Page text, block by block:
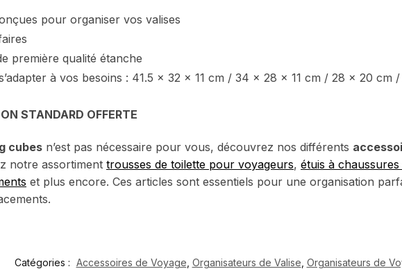
pour organiser vos valises
première qualité étanche
à vos besoins : 41.5 x 32 x 11 cm / 34 x 28 x 11 cm / 28 x 20
STANDARD OFFERTE
cubes n’est pas nécessaire pour vous, découvrez nos différents
notre assortimenttrousses de toilette pour voyageurs,étuis à
et plus encore.Ces articles sont essentiels pour une organisation
Catégories : Accessoires de Voyage Organisateurs de Valise Organisateurs de